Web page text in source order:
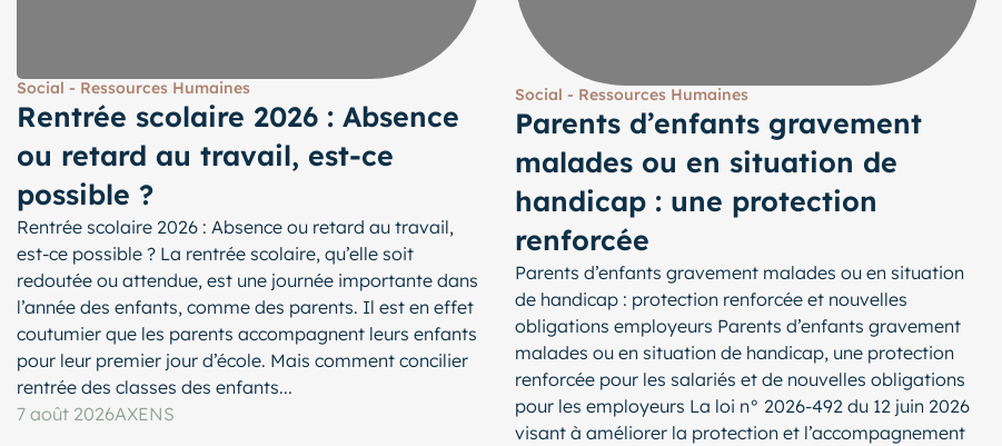
Social - Ressources Humaines
Rentrée scolaire 2026 : Absence
ou retard au travail, est-ce
possible ?
Rentrée scolaire 2026 : Absence ou retard au travail,
est-ce possible ? La rentrée scolaire, qu’elle soit
redoutée ou attendue, est une journée importante dans
l’année des enfants, comme des parents. Il est en effet
coutumier que les parents accompagnent leurs enfants
pour leur premier jour d’école. Mais comment concilier
rentrée des classes des enfants...
7 août 2026AXENS
Social - Ressources Humaines
Parents d’enfants gravement
malades ou en situation de
handicap : une protection
renforcée
Parents d’enfants gravement malades ou en situation
de handicap : protection renforcée et nouvelles
obligations employeurs Parents d’enfants gravement
malades ou en situation de handicap, une protection
renforcée pour les salariés et de nouvelles obligations
pour les employeurs La loi n° 2026-492 du 12 juin 2026
visant à améliorer la protection et l’accompagnement